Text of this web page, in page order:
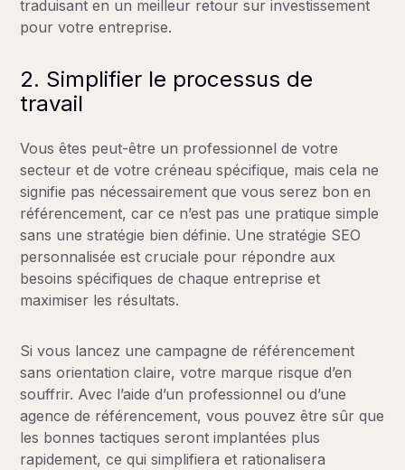
traduisant en un meilleur retour sur investissement
pour votre entreprise.
2. Simplifier le processus de
travail
Vous êtes peut-être un professionnel de votre
secteur et de votre créneau spécifique, mais cela ne
signifie pas nécessairement que vous serez bon en
référencement, car ce n’est pas une pratique simple
sans une stratégie bien définie. Une stratégie SEO
personnalisée est cruciale pour répondre aux
besoins spécifiques de chaque entreprise et
maximiser les résultats.
Si vous lancez une campagne de référencement
sans orientation claire, votre marque risque d’en
souffrir. Avec l’aide d’un professionnel ou d’une
agence de référencement, vous pouvez être sûr que
les bonnes tactiques seront implantées plus
rapidement, ce qui simplifiera et rationalisera